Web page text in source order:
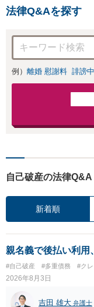
法律Q&Aを探す
例） 離婚 慰謝料 誹謗
自己破産の法律Q&A
新着順
親名義で後払い利用
#自己破産 #多重債務 #ク
2026年8月3日
吉田 雄大 弁護士